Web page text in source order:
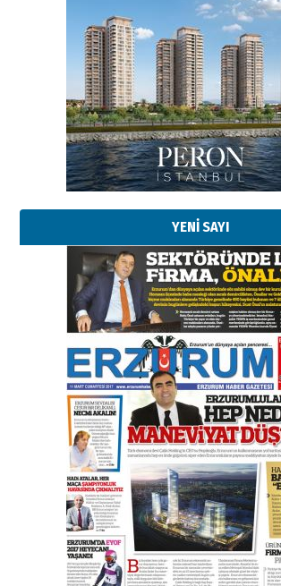
YENİ SAYI
Esat BİNDESEN
Başkan Sekmen’den Erzurum’a
bir vizyon proje daha!
02 Ağustos 2026 Pazar
Kadir SABUNCUOĞLU
Erzurumspor’un köşe taşları
29 Haziran 2026 Pazartesi
Kenan GÜLERCİ